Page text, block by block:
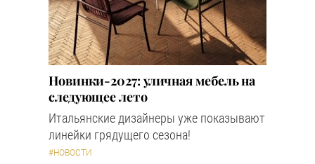
Новинки-2027: уличная мебель на
следующее лето
Итальянские дизайнеры уже показывают
линейки грядущего сезона!
#НОВОСТИ